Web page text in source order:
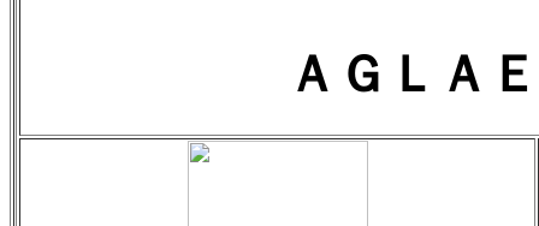
ＡＧＬＡ